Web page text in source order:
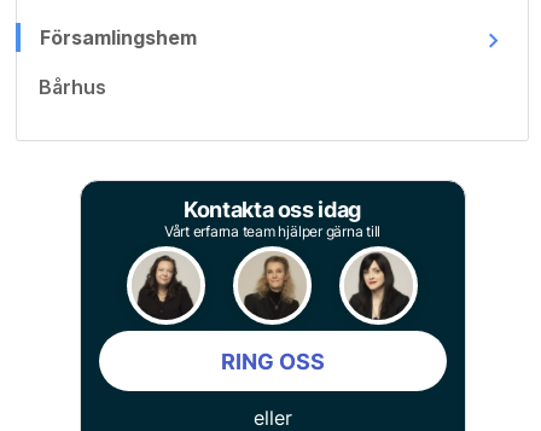
Församlingshem
Bårhus
Kontakta oss idag
Vårt erfarna team hjälper gärna till
RING OSS
eller